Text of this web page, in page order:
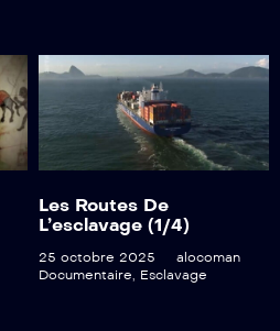
Les Routes De
L’esclavage (1/4)
25 octobre 2025
alocoman
Documentaire
Esclavage